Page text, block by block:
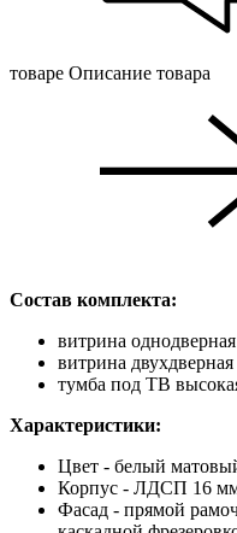
товаре Описание товара
Состав комплекта:
витрина
витрина
тумба под ТВ
Характеристики:
Цвет - белый
Корпус - ЛДСП 16
Фасад - прямой